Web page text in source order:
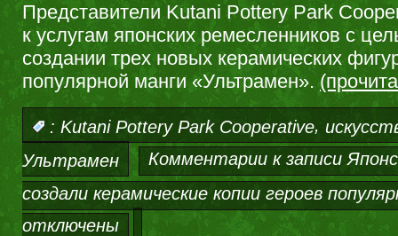
Представители Kutani Pottery Park
к услугам японских ремесленников с
создании трех новых керамических
популярной манги «Ультрамен».
: Kutani Pottery Park Cooperative,
Ультрамен
Комментарии к записи
создали керамические копии героев
отключены